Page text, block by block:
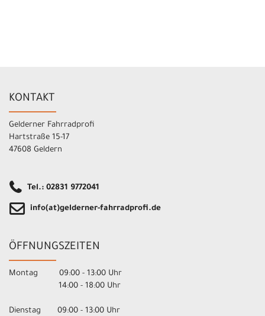
KONTAKT
Gelderner Fahrradprofi
Hartstraße 15-17
47608 Geldern
Tel.: 02831 9772041
info(at)gelderner-fahrradprofi.de
ÖFFNUNGSZEITEN
Montag 09:00 - 13:00 Uhr
14:00 - 18:00 Uhr
Dienstag 09:00 - 13:00 Uhr